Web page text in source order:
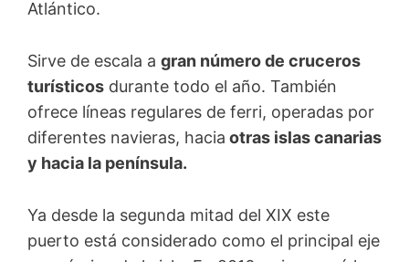
Atlántico.
Sirve de escala a gran número de cruceros
turísticos durante todo el año. También
ofrece líneas regulares de ferri, operadas por
diferentes navieras, hacia otras islas canarias
y hacia la península.
Ya desde la segunda mitad del XIX este
puerto está considerado como el principal eje